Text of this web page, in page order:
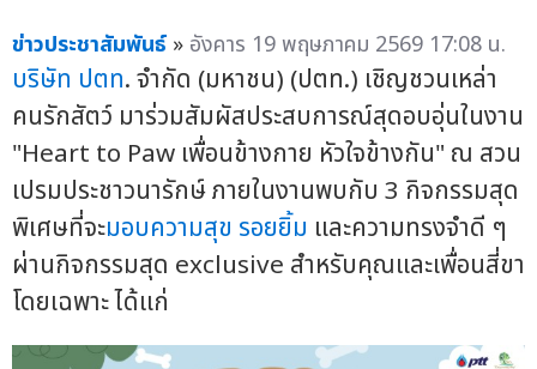
ข่าวประชาสัมพันธ์ » อังคาร 19 พฤษภาคม 2569 17:08 น.
บริษัท ปตท. จำกัด (มหาชน) (ปตท.) เชิญชวนเหล่า
คนรักสัตว์ มาร่วมสัมผัสประสบการณ์สุดอบอุ่นในงาน
"Heart to Paw เพื่อนข้างกาย หัวใจข้างกัน" ณ สวน
เปรมประชาวนารักษ์ ภายในงานพบกับ 3 กิจกรรมสุด
พิเศษที่จะมอบความสุข รอยยิ้ม และความทรงจำดี ๆ
ผ่านกิจกรรมสุด exclusive สำหรับคุณและเพื่อนสี่ขา
โดยเฉพาะ ได้แก่